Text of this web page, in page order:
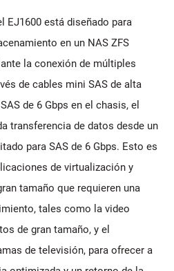
EJ1600 está diseñado para
en un NAS ZFS
la conexión de múltiples
de cables mini SAS de alta
de 6 Gbps en el chasis, el
transferencia de datos desde un
para SAS de 6 Gbps. Esto es
de virtualización y
tamaño que requieren una
tales como la video
de gran tamaño, y el
de televisión, para ofrecer a